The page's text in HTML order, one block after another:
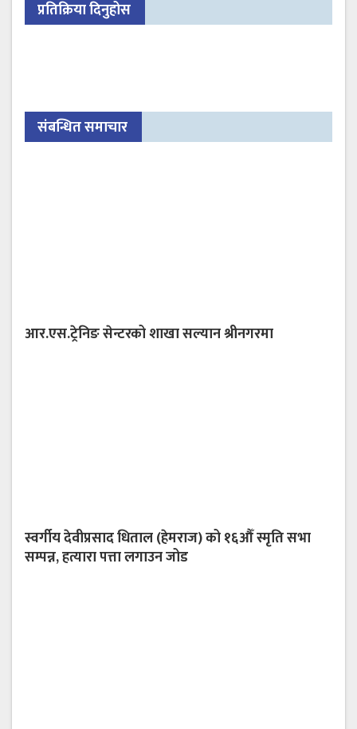
प्रतिक्रिया दिनुहोस
संबन्धित समाचार
आर.एस.ट्रेनिङ सेन्टरको शाखा सल्यान श्रीनगरमा
स्वर्गीय देवीप्रसाद धिताल (हेमराज) को १६औँ स्मृति सभा
सम्पन्न, हत्यारा पत्ता लगाउन जोड